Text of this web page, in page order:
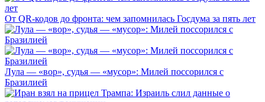
От QR-кодов до фронта: чем запомнилась Госдума за пять лет
Лула — «вор», судья — «мусор»: Милей поссорился с
Бразилией